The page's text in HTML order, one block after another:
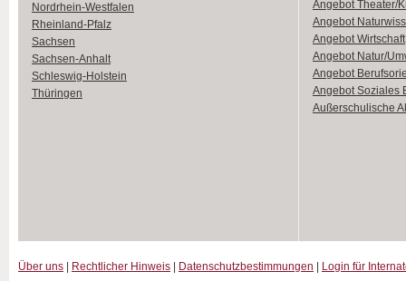
Nordrhein-Westfalen
Rheinland-Pfalz
Sachsen
Sachsen-Anhalt
Schleswig-Holstein
Thüringen
Angebot Theater/
Angebot
Angebot Wirtschaft
Angebot Natur/
Angebot
Angebot Soziales
Außerschulische
Über uns Rechtlicher Hinweis Datenschutzbestimmungen Login für